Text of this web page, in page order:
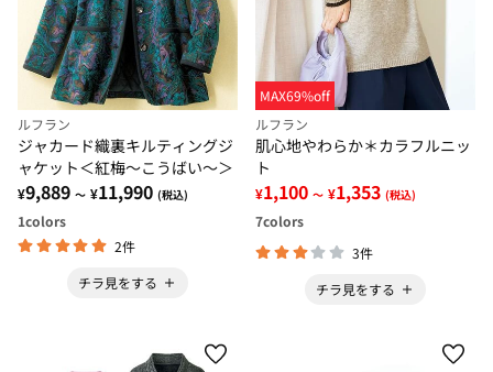
ルフラン
ジャカード織裏キルティングジ
ャケット＜紅梅～こうばい～＞
¥9,889 ～ ¥11,990 (税込)
1colors
2件
チラ見をする
MAX69%off
ルフラン
肌心地やわらか＊カラフルニッ
ト
¥1,100 ～ ¥1,353 (税込)
7colors
3件
チラ見をする